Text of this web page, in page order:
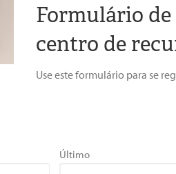
Formulário de
centro de
Use este formulário para se
Último